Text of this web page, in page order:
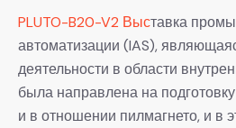
PLUTO-B20-V2 Выставка
автоматизации (IAS),
деятельности в области
была направлена на
и в отношении пилмагнето, и в